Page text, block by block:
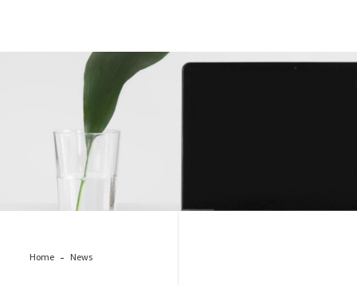
green business pc
Home News